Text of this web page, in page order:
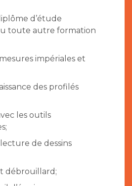
d’étude
toute autre formation
impériales et
des profilés
les outils
de dessins
débrouillard;